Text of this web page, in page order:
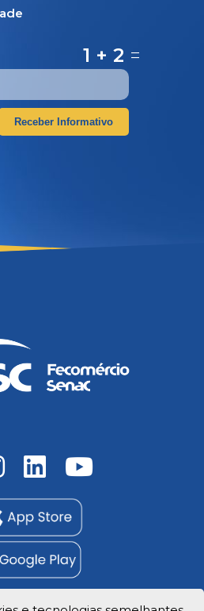
1 + 2 =
Receber Informativo